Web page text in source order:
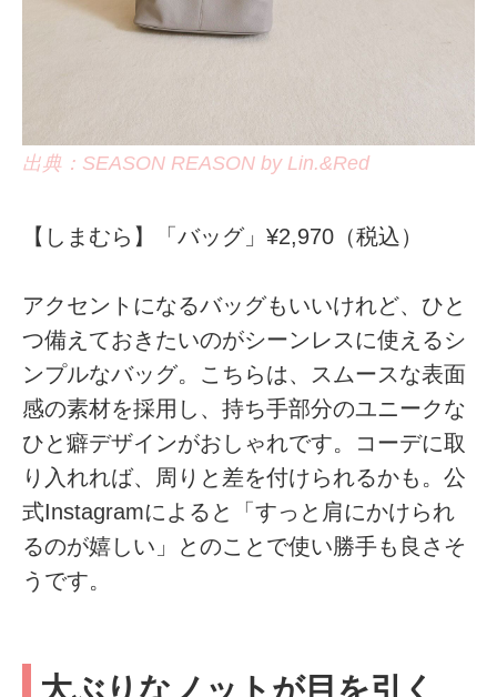
出典：SEASON REASON by Lin.&Red
【しまむら】「バッグ」¥2,970（税込）
アクセントになるバッグもいいけれど、ひと
つ備えておきたいのがシーンレスに使えるシ
ンプルなバッグ。こちらは、スムースな表面
感の素材を採用し、持ち手部分のユニークな
ひと癖デザインがおしゃれです。コーデに取
り入れれば、周りと差を付けられるかも。公
式Instagramによると「すっと肩にかけられ
るのが嬉しい」とのことで使い勝手も良さそ
うです。
大ぶりなノットが目を引く